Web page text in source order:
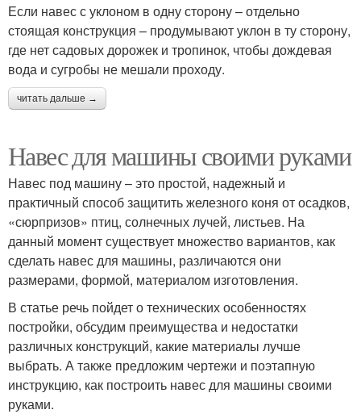
Если навес с уклоном в одну сторону – отдельно
стоящая конструкция – продумывают уклон в ту сторону,
где нет садовых дорожек и тропинок, чтобы дождевая
вода и сугробы не мешали проходу.
читать дальше →
Навес для машины своими руками
Навес под машину – это простой, надежный и
практичный способ защитить железного коня от осадков,
«сюрпризов» птиц, солнечных лучей, листьев. На
данный момент существует множество вариантов, как
сделать навес для машины, различаются они
размерами, формой, материалом изготовления.
В статье речь пойдет о технических особенностях
постройки, обсудим преимущества и недостатки
различных конструкций, какие материалы лучше
выбрать. А также предложим чертежи и поэтапную
инструкцию, как построить навес для машины своими
руками.